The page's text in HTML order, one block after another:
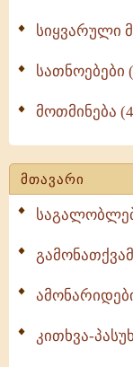
სიყვარული
სათნოებები
მოთმინება
მთავარი
კითხვა-